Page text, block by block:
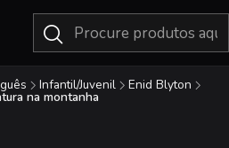
Infantil/Juvenil Enid Blyton
na montanha